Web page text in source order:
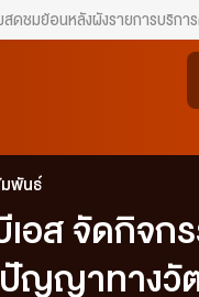
สดชมย้อนหลังผังรายการบริกา
มพันธ์
เอส จัดกิจก
ญญาทางวั